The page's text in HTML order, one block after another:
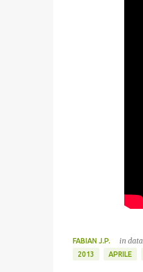
FABIAN J.P. in data
2013
APRILE